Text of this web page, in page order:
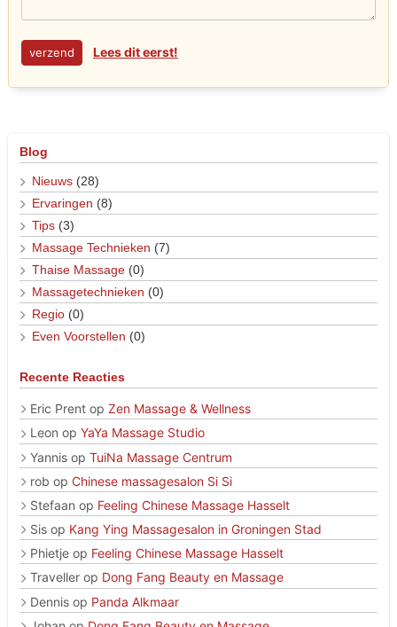
Lees dit eerst!
Blog
Nieuws (28)
Ervaringen (8)
Tips (3)
Massage Technieken (7)
Thaise Massage (0)
Massagetechnieken (0)
Regio (0)
Even Voorstellen (0)
Recente Reacties
Eric Prent op Zen Massage & Wellness
Leon op YaYa Massage Studio
Yannis op TuiNa Massage Centrum
rob op Chinese massagesalon Si Si
Stefaan op Feeling Chinese Massage Hasselt
Sis op Kang Ying Massagesalon in Groningen Stad
Phietje op Feeling Chinese Massage Hasselt
Traveller op Dong Fang Beauty en Massage
Dennis op Panda Alkmaar